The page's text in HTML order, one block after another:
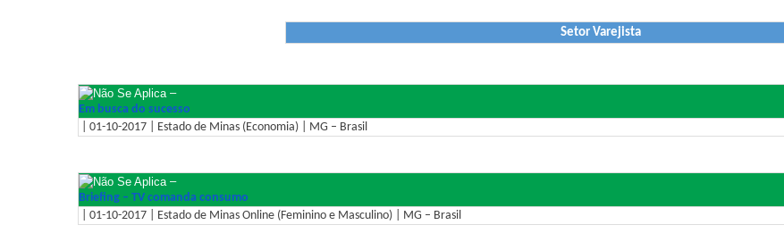
Setor Varejista
–
Em busca do sucesso
| 01-10-2017 | Estado de Minas (Economia) | MG – Brasil
–
Briefing – TV comanda consumo
| 01-10-2017 | Estado de Minas Online (Feminino e Masculino) | MG – Brasil